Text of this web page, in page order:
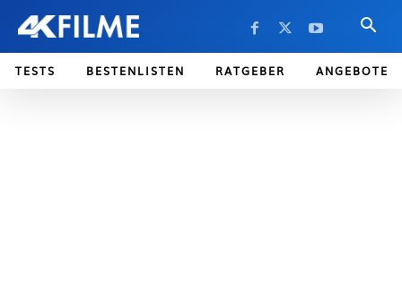
TESTS BESTENLISTEN RATGEBER ANGEBOTE